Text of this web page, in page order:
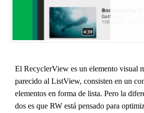
El RecyclerView es un elemento visual
parecido al ListView, consisten en un
elementos en forma de lista. Pero la
dos es que RW está pensado para